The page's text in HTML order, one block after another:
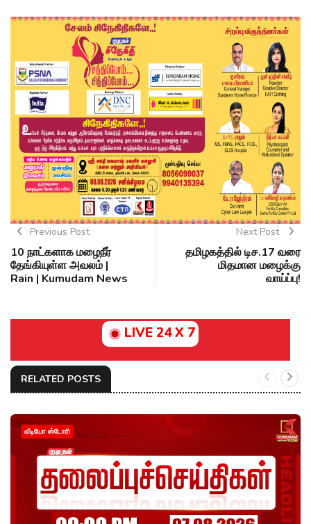
Previous Post
10 நாட்களாக மழைநீர்
தேங்கியுள்ள அவலம் |
Rain | Kumudam News
Next Post
தமிழகத்தில் டிச.17 வரை
மிதமான மழைக்கு
வாய்ப்பு!
LIVE 24 X 7
RELATED POSTS
வீடியோ ஸ்டோரி